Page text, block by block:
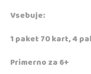
Vsebuje:
1 paket 70 kart, 4
Primerno za 6+